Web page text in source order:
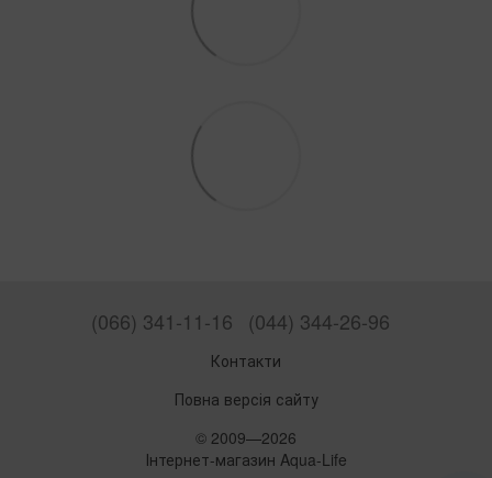
(066) 341-11-16 (044) 344-26-96
Контакти
Повна версія сайту
© 2009—2026
Інтернет-магазин Aqua-Life